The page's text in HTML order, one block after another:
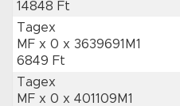
14848 Ft
Tagex
MF x 0 x 3639691M1
6849 Ft
Tagex
MF x 0 x 401109M1